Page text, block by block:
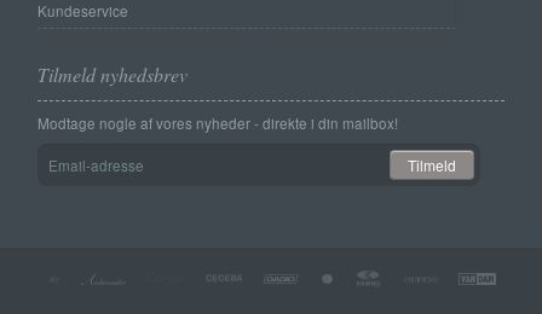
Kundeservice
Tilmeld nyhedsbrev
Modtage nogle af vores nyheder - direkte i din mailbox!
adresse
Tilmeld